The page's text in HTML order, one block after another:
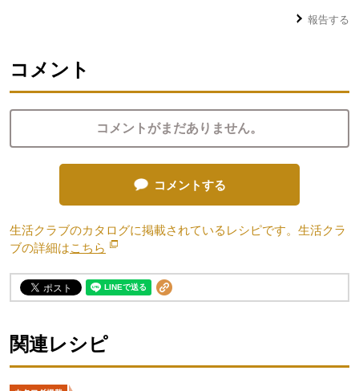
報告する
コメント
コメントがまだありません。
コメントする
生活クラブのカタログに掲載されているレシピです。生活クラ
ブの詳細はこちら 別のウィンドウで開きます。
関連レシピ